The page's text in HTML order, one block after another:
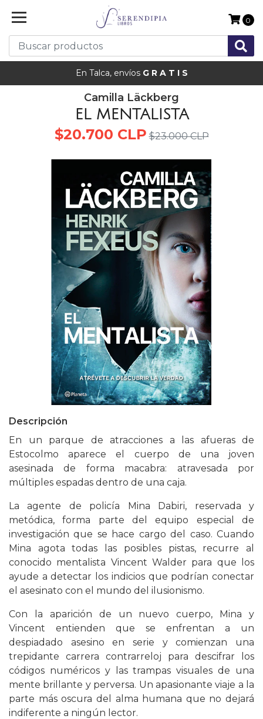
En Talca, envíos G R A T I S
0
Camilla Läckberg
EL MENTALISTA
$20.700 CLP $23.000 CLP
Descripción
En un parque de atracciones a las afueras de
Estocolmo aparece el cuerpo de una joven
asesinada de forma macabra: atravesada por
múltiples espadas dentro de una caja.
La agente de policía Mina Dabiri, reservada y
metódica, forma parte del equipo especial de
investigación que se hace cargo del caso. Cuando
Mina agota todas las posibles pistas, recurre al
conocido mentalista Vincent Walder para que los
ayude a detectar los indicios que podrían conectar
el asesinato con el mundo del ilusionismo.
Con la aparición de un nuevo cuerpo, Mina y
Vincent entienden que se enfrentan a un
despiadado asesino en serie y comienzan una
trepidante carrera contrarreloj para descifrar los
códigos numéricos y las trampas visuales de una
mente brillante y perversa. Un apasionante viaje a la
parte más oscura del alma humana que no dejará
indiferente a ningún lector.